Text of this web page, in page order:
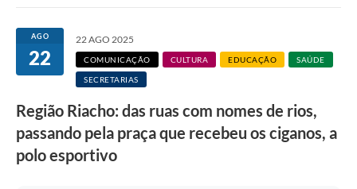
AGO
22
22 AGO 2025
COMUNICAÇÃO CULTURA EDUCAÇÃO SAÚDE
SECRETARIAS
Região Riacho: das ruas com nomes de rios,
passando pela praça que recebeu os ciganos, a
polo esportivo
r
V
â
n
c